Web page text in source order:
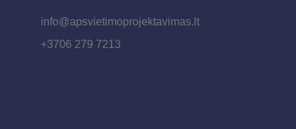
info@apsvietimoprojektavimas.lt
+3706 279 7213